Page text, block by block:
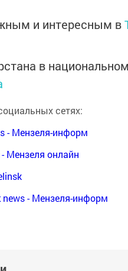
и интересным в
в
сетях:
- Мензеля-информ
Мензеля онлайн
news - Мензеля-информ